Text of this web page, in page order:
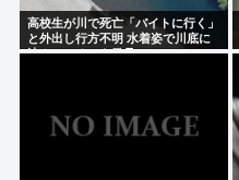
高校生が川で死亡「バイトに行く」
と外出し行方不明 水着姿で川底に
沈んでいるのを発見